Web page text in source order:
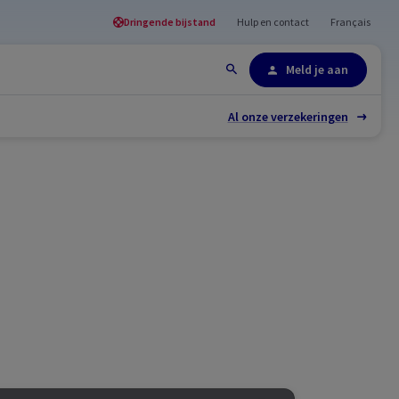
Dringende bijstand Hulp en contact Français
Meld je aan
Al onze verzekeringen